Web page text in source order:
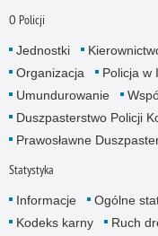
O Policji
Jednostki
Organizacja
Policja w
Umundurowanie
Duszpasterstwo Policji
Prawosławne
Statystyka
Informacje Ogólne
Kodeks karny
Ruch